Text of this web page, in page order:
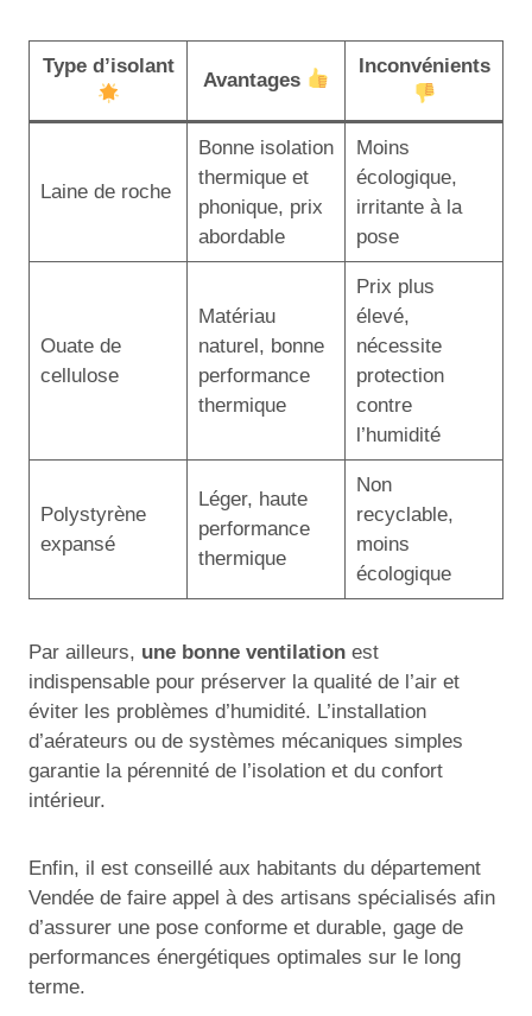
Type d’isolant
Avantages
Inconvénients
Laine de roche
Bonne isolation
thermique et
phonique, prix
abordable
Moins
écologique,
irritante à la
pose
Ouate de
cellulose
Matériau
naturel, bonne
performance
thermique
Prix plus
élevé,
nécessite
protection
contre
l’humidité
Polystyrène
expansé
Léger, haute
performance
thermique
Non
recyclable,
moins
écologique
Par ailleurs, une bonne ventilation est
indispensable pour préserver la qualité de l’air et
éviter les problèmes d’humidité. L’installation
d’aérateurs ou de systèmes mécaniques simples
garantie la pérennité de l’isolation et du confort
intérieur.
Enfin, il est conseillé aux habitants du département
Vendée de faire appel à des artisans spécialisés afin
d’assurer une pose conforme et durable, gage de
performances énergétiques optimales sur le long
terme.